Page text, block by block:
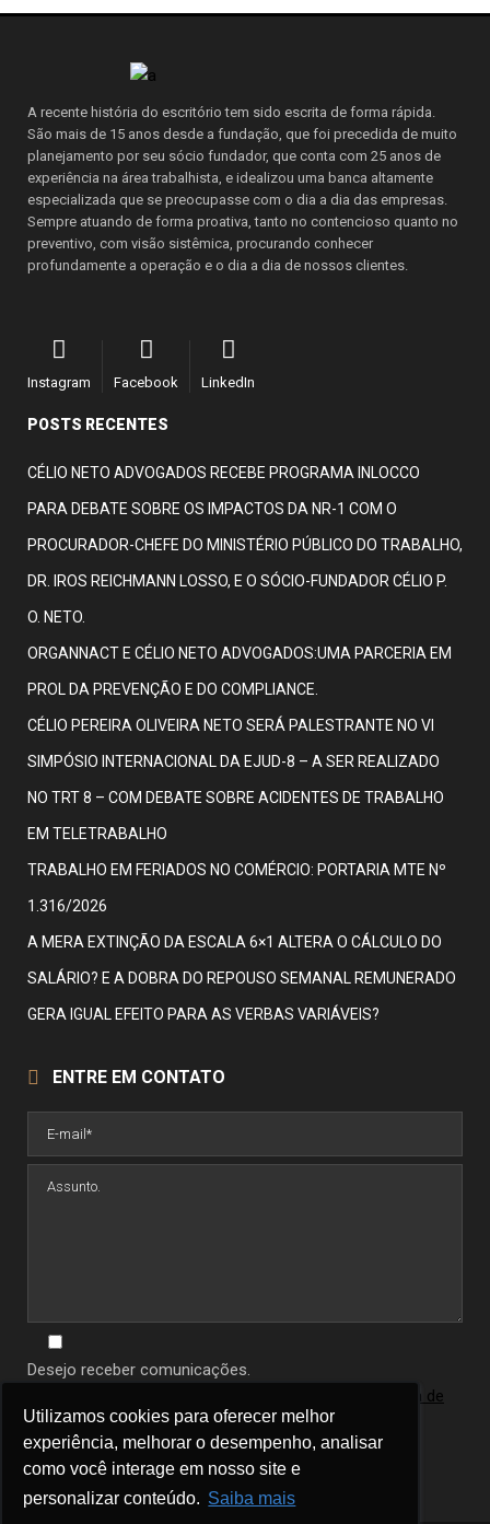
Utilizamos cookies para oferecer melhor
experiência, melhorar o desempenho, analisar
como você interage em nosso site e
personalizar conteúdo. Saiba mais
Utilizamos cookies para oferecer melhor
experiência, melhorar o desempenho, analisar
como você interage em nosso site e
personalizar conteúdo. Saiba mais
A recente história do escritório tem sido escrita de forma rápida.
São mais de 15 anos desde a fundação, que foi precedida de muito
planejamento por seu sócio fundador, que conta com 25 anos de
experiência na área trabalhista, e idealizou uma banca altamente
especializada que se preocupasse com o dia a dia das empresas.
Sempre atuando de forma proativa, tanto no contencioso quanto no
preventivo, com visão sistêmica, procurando conhecer
profundamente a operação e o dia a dia de nossos clientes.
Instagram Facebook LinkedIn
POSTS RECENTES
CÉLIO NETO ADVOGADOS RECEBE PROGRAMA INLOCCO
PARA DEBATE SOBRE OS IMPACTOS DA NR-1 COM O
PROCURADOR-CHEFE DO MINISTÉRIO PÚBLICO DO TRABALHO,
DR. IROS REICHMANN LOSSO, E O SÓCIO-FUNDADOR CÉLIO P.
O. NETO.
ORGANNACT E CÉLIO NETO ADVOGADOS:UMA PARCERIA EM
PROL DA PREVENÇÃO E DO COMPLIANCE.
CÉLIO PEREIRA OLIVEIRA NETO SERÁ PALESTRANTE NO VI
SIMPÓSIO INTERNACIONAL DA EJUD-8 – A SER REALIZADO
NO TRT 8 – COM DEBATE SOBRE ACIDENTES DE TRABALHO
EM TELETRABALHO
TRABALHO EM FERIADOS NO COMÉRCIO: PORTARIA MTE Nº
1.316/2026
A MERA EXTINÇÃO DA ESCALA 6×1 ALTERA O CÁLCULO DO
SALÁRIO? E A DOBRA DO REPOUSO SEMANAL REMUNERADO
GERA IGUAL EFEITO PARA AS VERBAS VARIÁVEIS?
ENTRE EM CONTATO
Desejo receber comunicações.
política de
privacidade .